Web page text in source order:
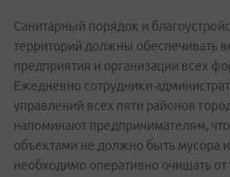
Санитарный порядок и
территорий должны обеспечивать
предприятия и организации всех
Ежедневно сотрудники
управлений всех пяти районов
напоминают предпринимателям,
объектами не должно быть мусора
необходимо оперативно очищать